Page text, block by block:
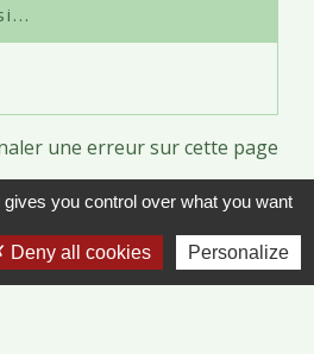
une erreur sur cette page
you control over what you want
Deny all cookies Personalize